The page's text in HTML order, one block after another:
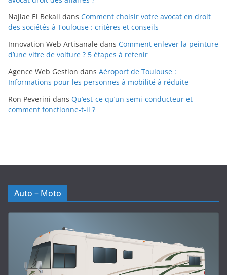
Najlae El Bekali dans Comment choisir votre avocat en droit
des sociétés à Toulouse : critères et conseils
Innovation Web Artisanale dans Comment enlever la peinture
d’une vitre de voiture ? 5 étapes à retenir
Agence Web Gestion dans Aéroport de Toulouse :
Informations pour les personnes à mobilité à réduite
Ron Peverini dans Qu’est-ce qu’un semi-conducteur et
comment fonctionne-t-il ?
Auto – Moto